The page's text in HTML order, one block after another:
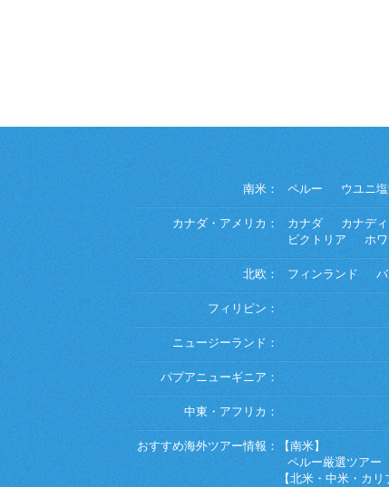
南米： ペルー ウユニ塩
カナダ・アメリカ： カナダ カナデ
ビクトリア
ホ
北欧： フィンランド
フィリピン：
ニュージーランド：
パプアニューギニア：
中東・アフリカ：
おすすめ海外ツアー情報：
【南米】
ペルー厳選ツアー
【北米・中米・カリ